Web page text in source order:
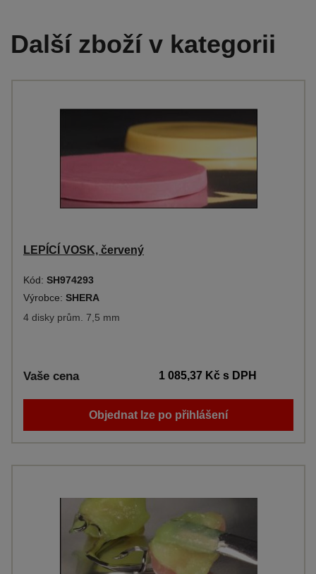
Další zboží v kategorii
LEPÍCÍ VOSK, červený
Kód: SH974293
Výrobce: SHERA
4 disky prům. 7,5 mm
Vaše cena 1 085,37 Kčs DPH
Objednat lze po přihlášení